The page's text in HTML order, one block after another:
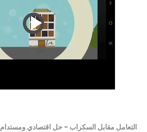
التعامل مقابل السكراب - حل اقتصادي ومستدام